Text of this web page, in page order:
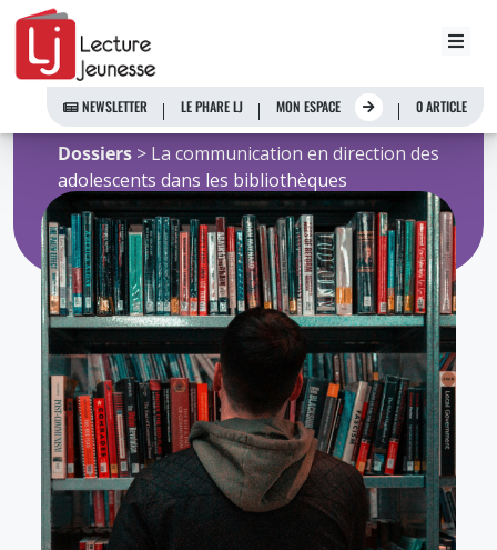
Aller
contenu
NEWSLETTER LE PHARE LJ MON ESPACE 0 ARTICLE
youpa
Accueil>Ressources de l'Observatoire>
Dossiers > La communication en direction des
adolescents dans les bibliothèques